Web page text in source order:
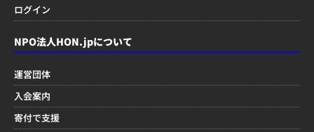
ログイン
NPO法人HON.jpについて
運営団体
入会案内
寄付で支援